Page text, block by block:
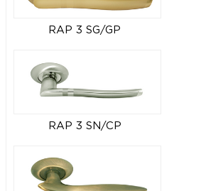
RAP 3 SG/GP
RAP 3 SN/CP